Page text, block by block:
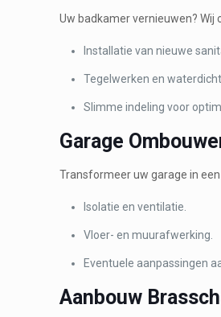
Uw badkamer vernieuwen?
Installatie van nieuwe
Tegelwerken en
Slimme indeling voor
Garage
Transformeer uw garage in
Isolatie en ventilatie.
Vloer- en muurafwerking.
Eventuele aanpassingen
Aanbouw